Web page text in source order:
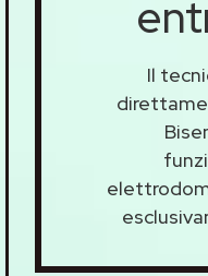
Il